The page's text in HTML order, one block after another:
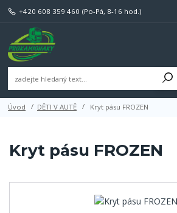
+420 608 359 460 (Po-Pá, 8-16 hod.)
Úvod DĚTI V AUTĚ Kryt pásu FROZEN
Kryt pásu FROZEN